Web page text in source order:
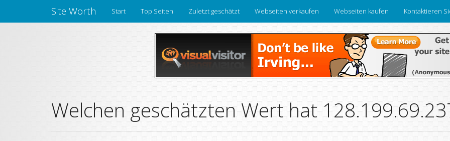
Site Worth Start Top Seiten Zuletzt geschätzt Webseiten verkaufen Webseiten kaufen Kontaktieren
Welchen geschätzten Wert hat